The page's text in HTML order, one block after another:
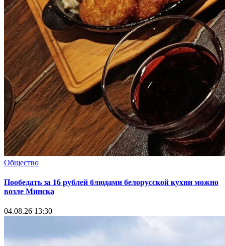
Общество
Пообедать за 16 рублей блюдами белорусской кухни можно
возле Минска
04.08.26 13:30